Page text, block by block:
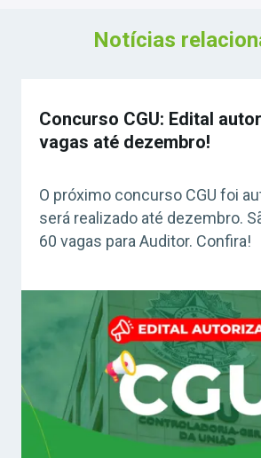
Notícias
Concurso CGU: Edital
vagas até dezembro!
O próximo concurso CGU foi
será realizado até dezembro.
60 vagas para Auditor. Confira!